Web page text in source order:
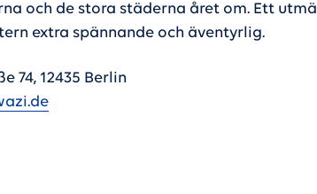
och de stora städerna året om. Ett
extra spännande och äventyrlig.
74, 12435 Berlin